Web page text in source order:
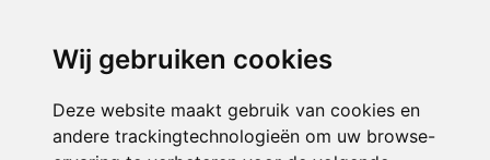
Wij gebruiken cookies
Deze website maakt gebruik van cookies en
andere trackingtechnologieën om uw browse-
ONDERDEEL VAN